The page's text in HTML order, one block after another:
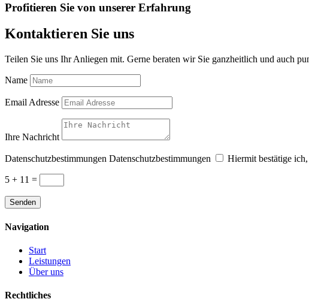
Profitieren Sie von unserer Erfahrung
Kontaktieren Sie uns
Teilen Sie uns Ihr Anliegen mit. Gerne beraten wir Sie ganzheitlich und auch
Name
Email Adresse
Ihre Nachricht
Datenschutzbestimmungen Datenschutzbestimmungen Hiermit bestätige
5 + 11 =
Senden
Navigation
Start
Leistungen
Über uns
Rechtliches